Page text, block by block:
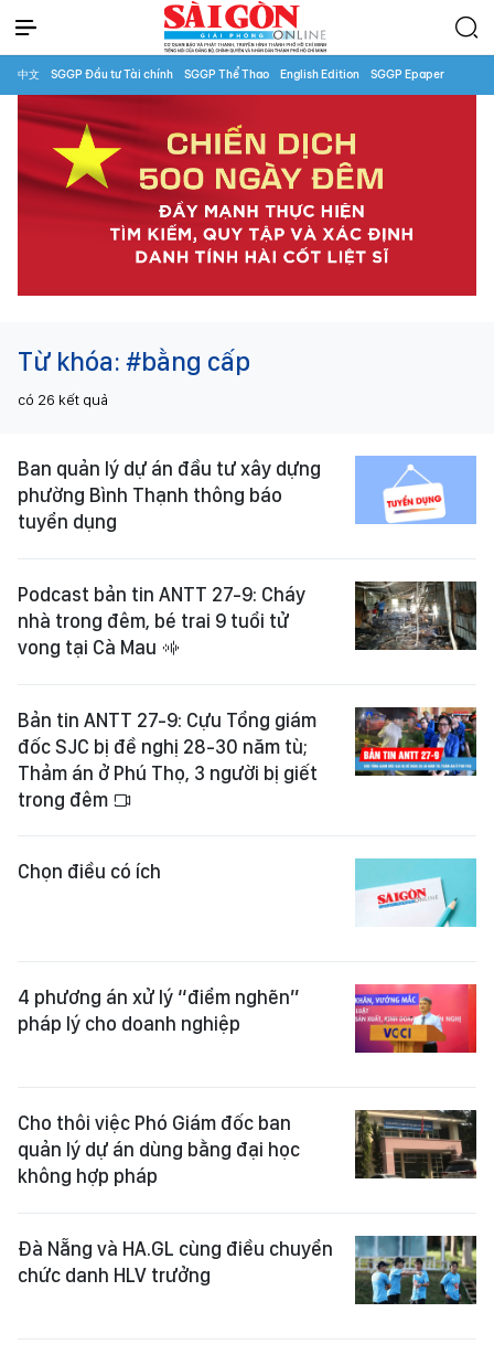
中文 SGGP Đầu tư Tài chính SGGP Thể Thao English Edition SGGP Epaper
Từ khóa: #bằng cấp
có 26 kết quả
Ban quản lý dự án đầu tư xây dựng
phường Bình Thạnh thông báo
tuyển dụng
Podcast bản tin ANTT 27-9: Cháy
nhà trong đêm, bé trai 9 tuổi tử
vong tại Cà Mau
Bản tin ANTT 27-9: Cựu Tổng giám
đốc SJC bị đề nghị 28-30 năm tù;
Thảm án ở Phú Thọ, 3 người bị giết
trong đêm
Chọn điều có ích
4 phương án xử lý “điểm nghẽn”
pháp lý cho doanh nghiệp
Cho thôi việc Phó Giám đốc ban
quản lý dự án dùng bằng đại học
không hợp pháp
Đà Nẵng và HA.GL cùng điều chuyển
chức danh HLV trưởng